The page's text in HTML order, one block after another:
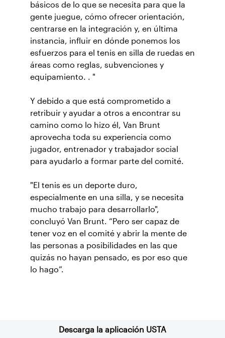
básicos de lo que se necesita para que la
gente juegue, cómo ofrecer orientación,
centrarse en la integración y, en última
instancia, influir en dónde ponemos los
esfuerzos para el tenis en silla de ruedas en
áreas como reglas, subvenciones y
equipamiento. . "
Y debido a que está comprometido a
retribuir y ayudar a otros a encontrar su
camino como lo hizo él, Van Brunt
aprovecha toda su experiencia como
jugador, entrenador y trabajador social
para ayudarlo a formar parte del comité.
"El tenis es un deporte duro,
especialmente en una silla, y se necesita
mucho trabajo para desarrollarlo",
concluyó Van Brunt. “Pero ser capaz de
tener voz en el comité y abrir la mente de
las personas a posibilidades en las que
quizás no hayan pensado, es por eso que
lo hago”.
Descarga la aplicación USTA